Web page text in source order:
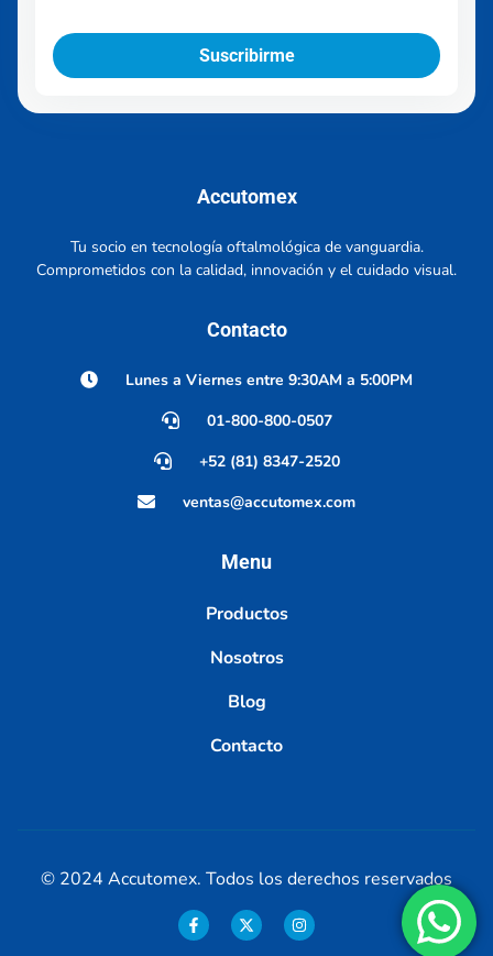
Suscribirme
Accutomex
Tu socio en tecnología oftalmológica de vanguardia.
Comprometidos con la calidad, innovación y el cuidado visual.
Contacto
Lunes a Viernes entre 9:30AM a 5:00PM
01-800-800-0507
+52 (81) 8347-2520
ventas@accutomex.com
Menu
Productos
Nosotros
Blog
Contacto
© 2024 Accutomex. Todos los derechos reservados